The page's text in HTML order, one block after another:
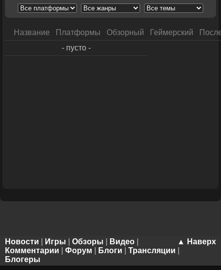
Название Платформы Обзорный Геймерский
- пусто -
▲ Наверх
Новости Игры Обзоры Видео
Комментарии
Форум Блоги Трансляции
Блогеры